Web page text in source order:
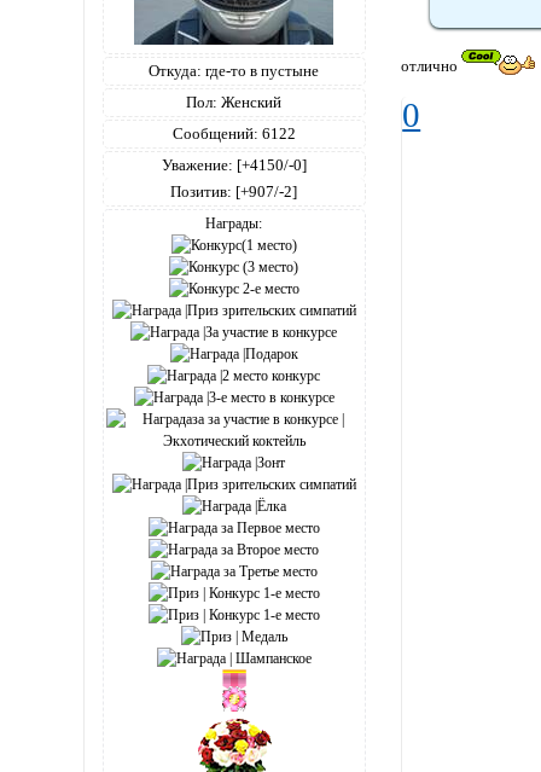
Откуда: где-то в пустыне
Пол: Женский
Сообщений: 6122
Уважение: [+4150/-0]
Позитив: [+907/-2]
Награды:
отлично
0